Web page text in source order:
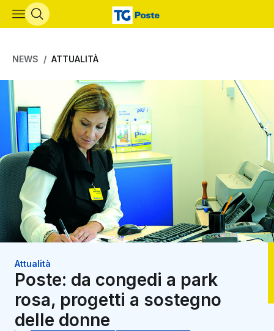
Vai al contenuto principale
NEWS ATTUALITÀ
Attualità
Poste: da congedi a park
rosa, progetti a sostegno
delle donne